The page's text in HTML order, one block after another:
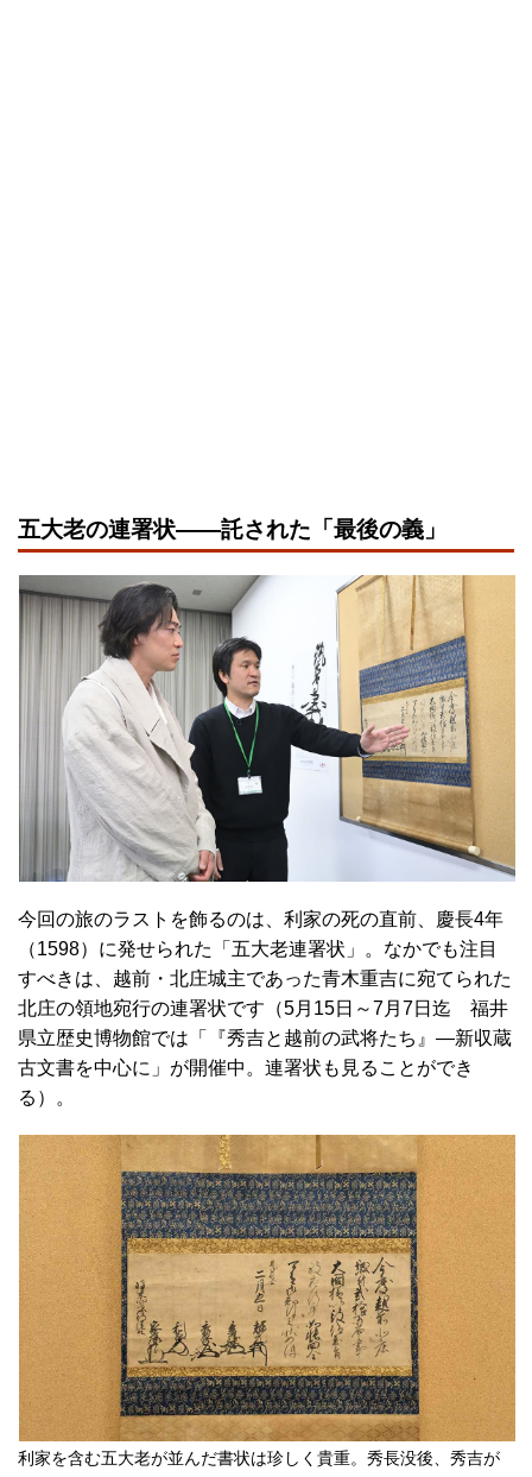
五大老の連署状――託された「最後の義」
今回の旅のラストを飾るのは、利家の死の直前、慶長4年
（1598）に発せられた「五大老連署状」。なかでも注目
すべきは、越前・北庄城主であった青木重吉に宛てられた
北庄の領地宛行の連署状です（5月15日～7月7日迄 福井
県立歴史博物館では「『秀吉と越前の武将たち』―新収蔵
古文書を中心に」が開催中。連署状も見ることができ
る）。
利家を含む五大老が並んだ書状は珍しく貴重。秀長没後、秀吉が